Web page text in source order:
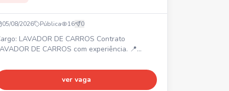
5302
05/08/2026 Pública 16 0
LAVADOR DE CARROS Contrato
DE CARROS com experiência. 📍
ver vaga